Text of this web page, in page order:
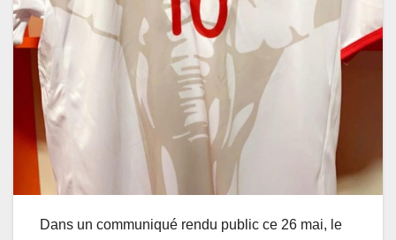
Dans un communiqué rendu public ce 26 mai, le